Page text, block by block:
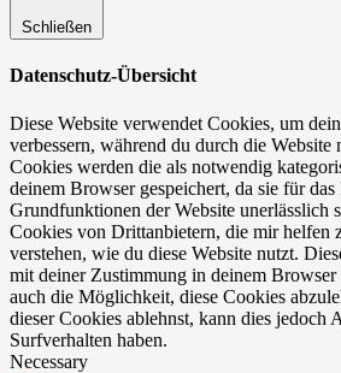
Schließen
Datenschutz-Übersicht
Diese Website verwendet Cookies, um
verbessern, während du durch die Website
Cookies werden die als notwendig
deinem Browser gespeichert, da sie für
Grundfunktionen der Website unerlässlich
Cookies von Drittanbietern, die mir helfen
verstehen, wie du diese Website nutzt.
mit deiner Zustimmung in deinem Browser
auch die Möglichkeit, diese Cookies
dieser Cookies ablehnst, kann dies jedoch
Surfverhalten haben.
Necessary